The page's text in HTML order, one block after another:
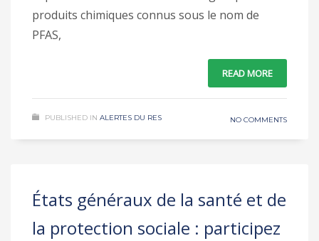
produits chimiques connus sous le nom de
PFAS,
READ MORE
PUBLISHED IN ALERTES DU RES NO COMMENTS
États généraux de la santé et de
la protection sociale : participez